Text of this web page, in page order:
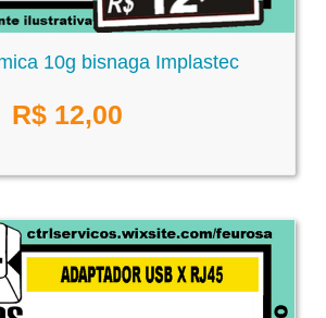
10g bisnaga Implastec
R$ 12,00